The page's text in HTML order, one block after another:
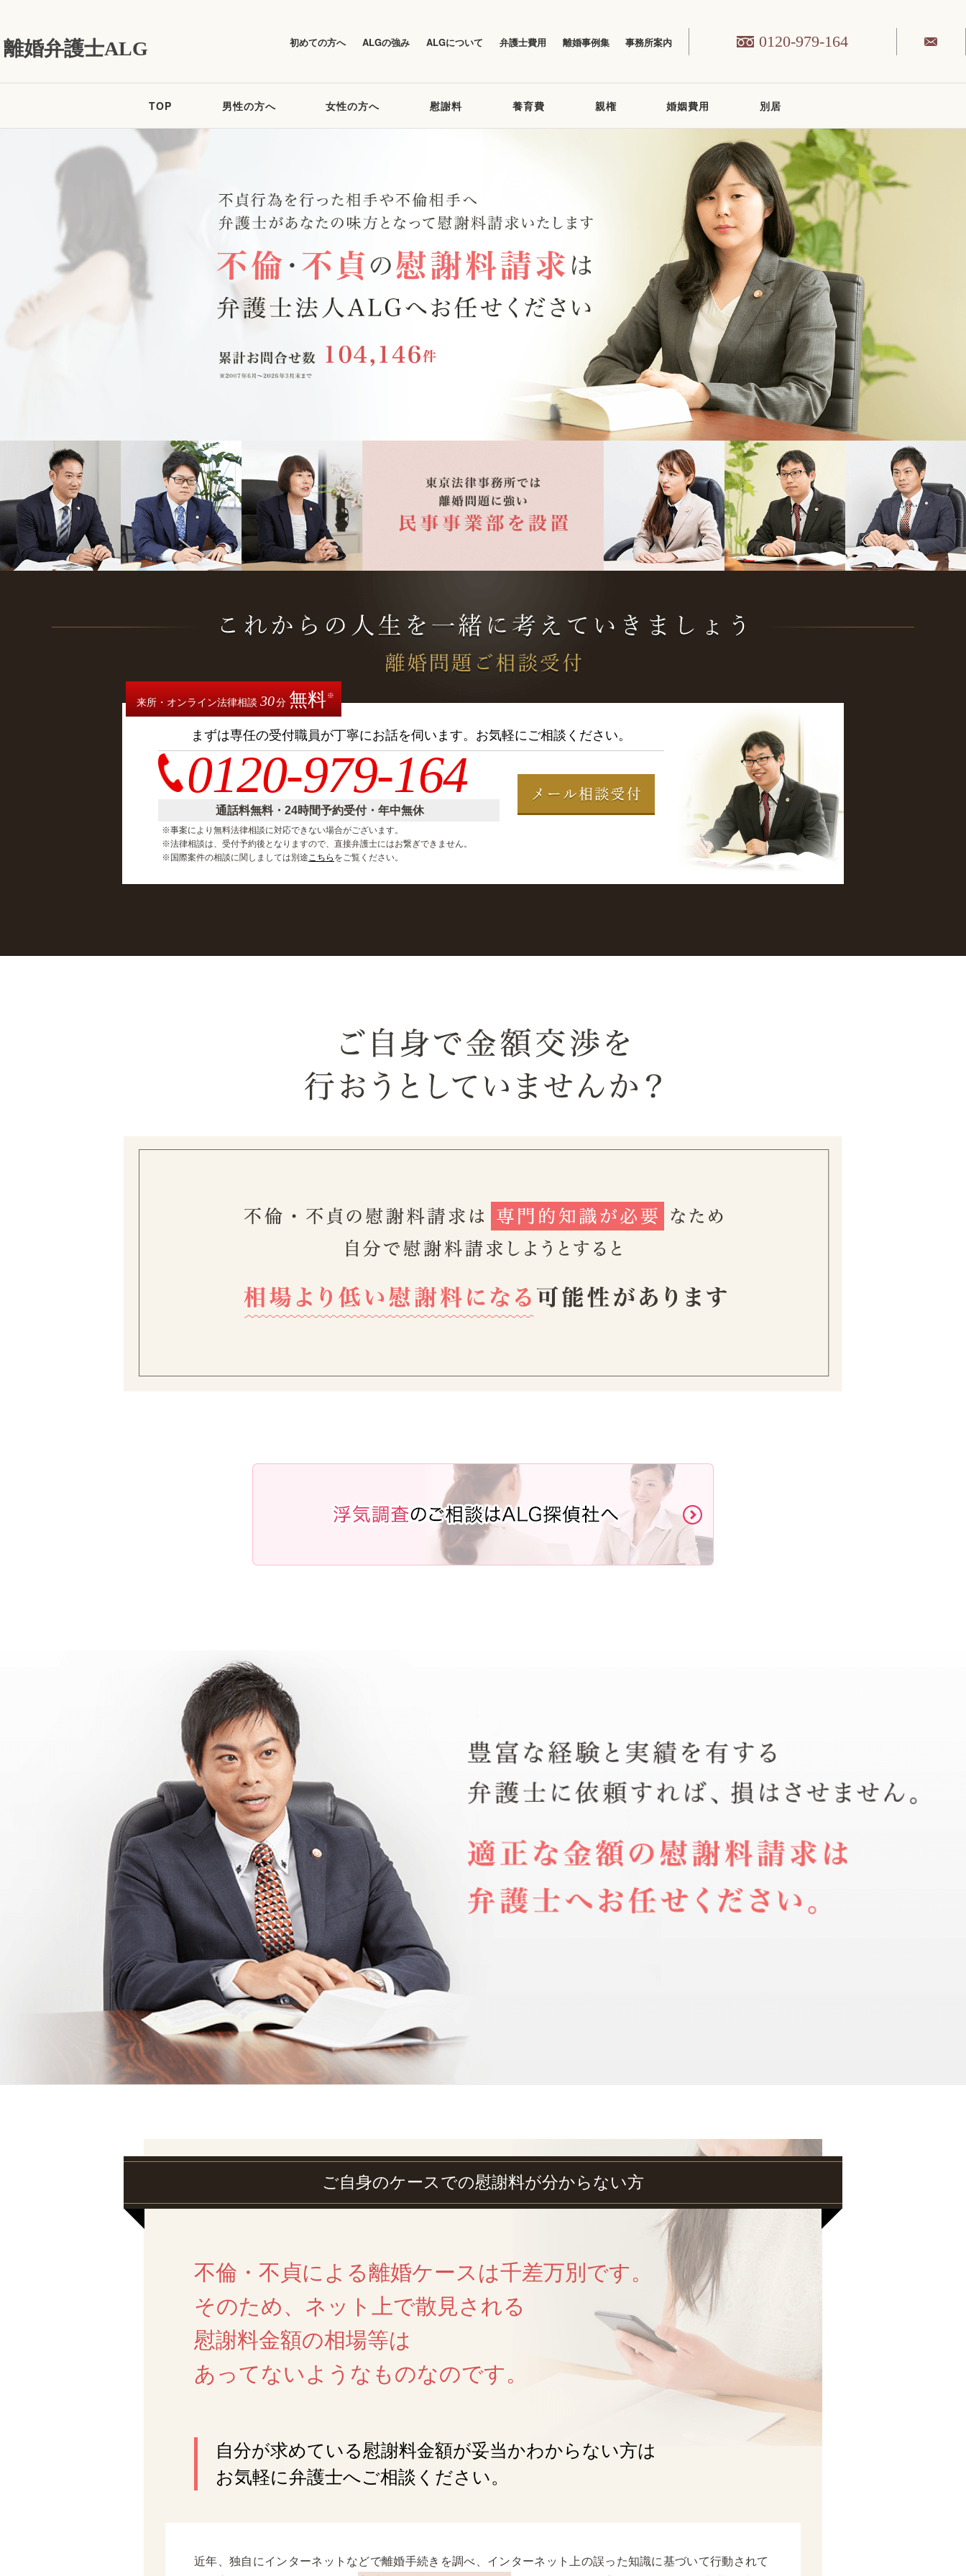
離婚弁護士ALG 初めての方へ ALGの強み ALGについて 弁護士費用 離婚事例集 事務所案内 0120-979-164
TOP 男性の方へ 女性の方へ 慰謝料 養育費 親権 婚姻費用 別居
来所・オンライン法律相談 30分 無料※
まずは専任の受付職員が丁寧にお話を伺います。 お気軽にご相談ください。
0120-979-164
通話料無料・24時間予約受付・年中無休
※事案により無料法律相談に対応できない場合がございます。
※法律相談は、受付予約後となりますので、直接弁護士にはお繋ぎできません。
※国際案件の相談に関しましては別途こちら をご覧ください。
ご自身のケースでの慰謝料が分からない方
不倫・不貞による離婚ケースは千差万別です。
そのため、ネット上で散見される
慰謝料金額の相場等は
あってないようなものなのです。
自分が求めている慰謝料金額が妥当かわからない方は
お気軽に弁護士へご相談ください。
近年、独自にインターネットなどで離婚手続きを調べ、インターネット上の誤った知識に基づいて行動されて